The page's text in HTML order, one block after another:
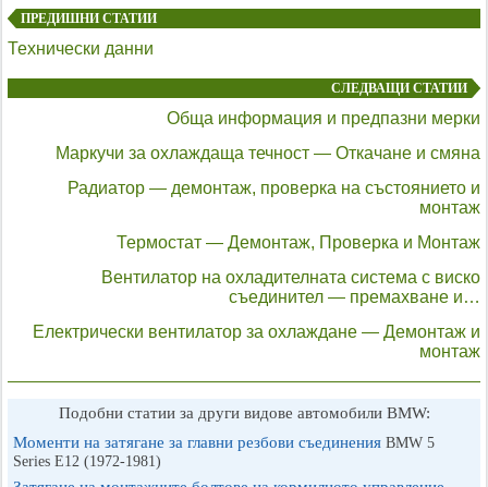
ПРЕДИШНИ СТАТИИ
Технически данни
СЛЕДВАЩИ СТАТИИ
Обща информация и предпазни мерки
Маркучи за охлаждаща течност — Откачане и смяна
Радиатор — демонтаж, проверка на състоянието и
монтаж
Термостат — Демонтаж, Проверка и Монтаж
Вентилатор на охладителната система с виско
съединител — премахване и…
Електрически вентилатор за охлаждане — Демонтаж и
монтаж
Подобни статии за други видове автомобили BMW:
Моменти на затягане за главни резбови съединения BMW 5
Series E12 (1972-1981)